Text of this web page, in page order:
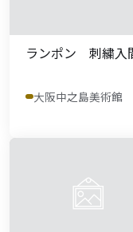
ランポン 刺繍入
大阪中之島美術館